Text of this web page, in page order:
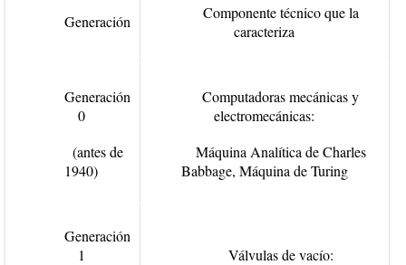
Generación
Componente técnico que la
caracteriza
Generación
0
(antes de
1940)
Computadoras mecánicas y
electromecánicas:
Máquina Analítica de Charles
Babbage, Máquina de Turing
Generación
1
Válvulas de vacío: